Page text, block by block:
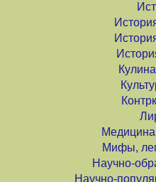
Мифы,
Научно-
Научно-